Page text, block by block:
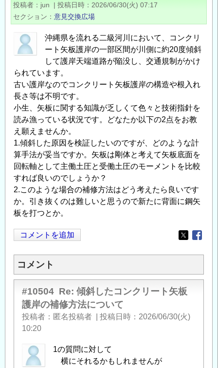
投稿者 jun | 投稿日時
2026/06/30(火) 07:17
セクション
意見交換広場
沖縄県を流れる二級河川において、コンクリ
ート矢板護岸の一部区間が川側に約20度傾斜
して護岸天端道路が陥没し、交通規制がかけ
られています。
古い護岸なのでコンクリート矢板護岸の構造や根入れ
長さ等は不明です。
小生、矢板に関する知識が乏しくて色々と技術指針を
読み漁っている状況です。どなたか以下の2点をお教
え願えませんか。
1.傾斜した原因を検証したいのですが、どのような計
算手法が妥当ですか。矢板は剛体と考えて矢板底面を
回転軸として主働土圧と受働土圧のモーメントを比較
すれば良いのでしょうか？
2.このような場合の補修方法はどう考えたら良いです
か。引き抜くのは難しいと思うので新たに背面に鋼矢
板を打つとか。
コメントを追加
Opens in
コメント
#10504 Re: 傾斜したコンクリート矢板
護岸の補修方法について
投稿者 匿名投稿者 投稿日時
2026/06/30(火)
10:20
1の質問に対して
横にそれるかもしれませんが